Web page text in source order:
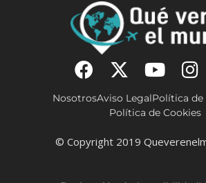
NosotrosAviso LegalPolítica de
Política de Cookies
© Copyright 2019